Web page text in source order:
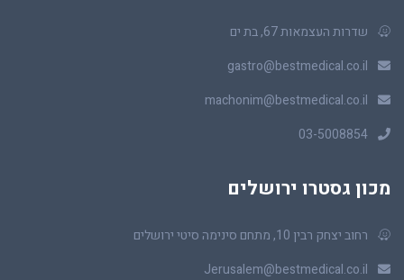
שדרות העצמאות 67, בת ים
gastro@bestmedical.co.il
machonim@bestmedical.co.il
03-5008854
מכון גסטרו ירושלים
רחוב יצחק רבין 10, מתחם סינימה סיטי ירושלים
Jerusalem@bestmedical.co.il